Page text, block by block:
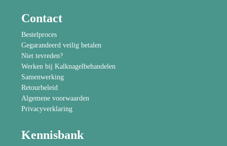
Contact
Bestelproces
Gegarandeerd veilig betalen
Niet tevreden?
Werken bij Kalknagelbehandelen
Samenwerking
Retourbeleid
Algemene voorwaarden
Privacyverklaring
Kennisbank